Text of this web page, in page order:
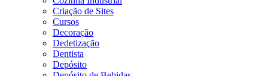
Criação de Sites
Cursos
Decoração
Dedetização
Dentista
Depósito